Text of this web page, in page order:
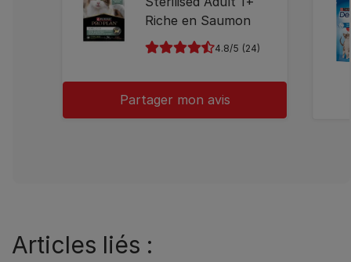
Riche en Saumon
4.8 (24)
Partager mon avis
Articles liés :